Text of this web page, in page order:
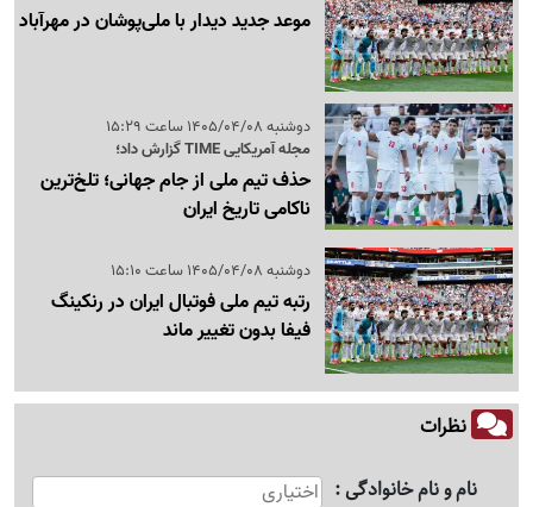
موعد جدید دیدار با ملی‌پوشان در مهرآباد
دوشنبه 1405/04/08 ساعت 15:29
مجله آمریکایی TIME گزارش داد؛
حذف تیم ملی از جام جهانی؛ تلخ‌ترین
ناکامی‌ تاریخ ایران
دوشنبه 1405/04/08 ساعت 15:10
رتبه تیم ملی فوتبال ایران در رنکینگ
فیفا بدون تغییر ماند
نظرات
نام و نام خانوادگی